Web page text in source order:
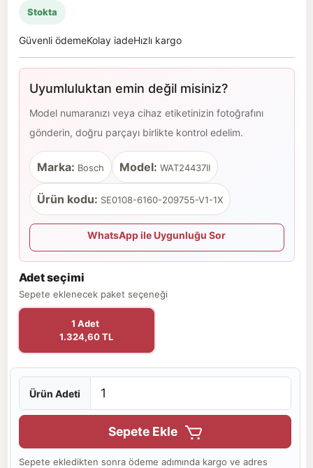
Stokta
Güvenli ödemeKolay iadeHızlı kargo
Uyumluluktan emin değil misiniz?
Model numaranızı veya cihaz etiketinizin fotoğrafını
gönderin, doğru parçayı birlikte kontrol edelim.
Marka: Bosch Model: WAT24437II
Ürün kodu: SE0108-6160-209755-V1-1X
WhatsApp ile Uygunluğu Sor
Adet seçimi
Sepete eklenecek paket seçeneği
1 Adet
1.324,60 TL
Ürün Adeti
Sepete Ekle
Sepete ekledikten sonra ödeme adımında kargo ve adres